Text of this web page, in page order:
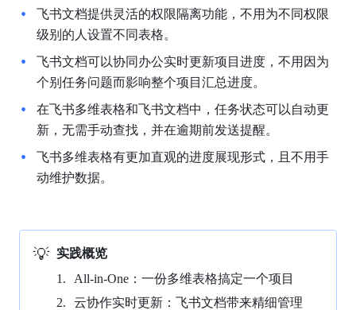
飞书文档提供灵活的权限隔离功能，不用为不同权限
级别的人设置不同表格。
飞书文档可以协同办公实时更新项目进度，不用因为
个别任务问题而影响整个项目汇总进度。
在飞书多维表格和飞书文档中，任务状态可以自动更
新，无需手动查找，并在逾期前发送提醒。
飞书多维表格有更加直观的进度展现形式，且不用手
动维护数据。
💡 实践概览
All-in-One：一份多维表格搞定一个项目
云协作实时更新：飞书文档带来精细管理